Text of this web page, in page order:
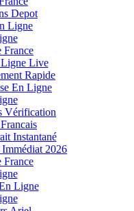
Depot
Ligne
France
Live
Rapide
En Ligne
Vérification
Instantané
2026
France
Ligne